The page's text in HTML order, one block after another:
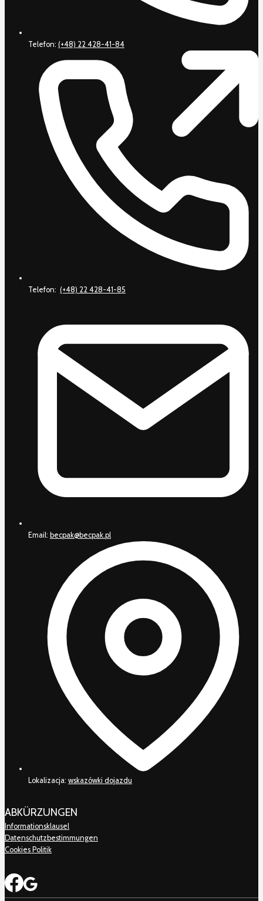
Telefon: (+48) 22 428-41-84
Telefon: (+48) 22 428-41-85
Email: becpak@becpak.pl
Lokalizacja: wskazówki dojazdu
ABKÜRZUNGEN
Informationsklausel
Datenschutzbestimmungen
Cookies Politik